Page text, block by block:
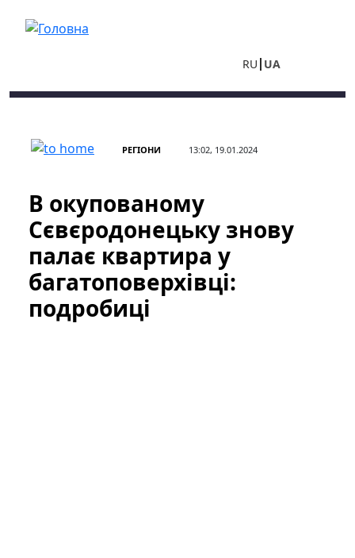
RU UA
РЕГІОНИ 13:02, 19.01.2024
В окупованому
Сєвєродонецьку знову
палає квартира у
багатоповерхівці:
подробиці